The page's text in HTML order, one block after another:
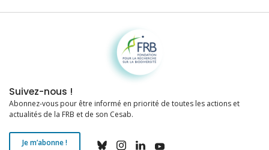
Fondation pour la recherche sur la biodiversité
Suivez-nous !
Abonnez-vous pour être informé en priorité de toutes les actions et
actualités de la FRB et de son Cesab.
Je m’abonne !